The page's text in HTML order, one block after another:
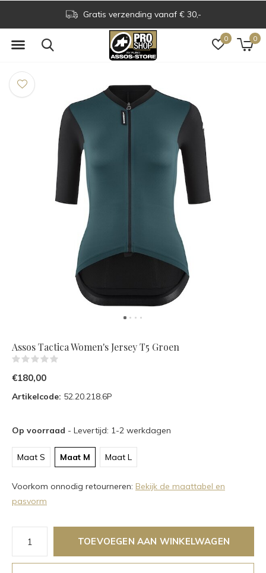
0 0
Gratis verzending vanaf € 30,-
Assos Tactica Women's Jersey T5 Groen
€180,00
Artikelcode: 52.20.218.6P
Op voorraad - Levertijd: 1-2 werkdagen
Maat S Maat M Maat L
Voorkom onnodig retourneren: Bekijk de maattabel en
pasvorm
TOEVOEGEN AAN WINKELWAGEN